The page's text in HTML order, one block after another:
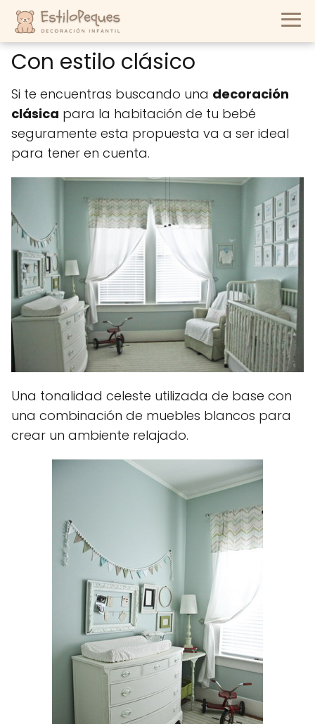
Con estilo clásico
Si te encuentras buscando una decoración
clásica para la habitación de tu bebé
seguramente esta propuesta va a ser ideal
para tener en cuenta.
Una tonalidad celeste utilizada de base con
una combinación de muebles blancos para
crear un ambiente relajado.